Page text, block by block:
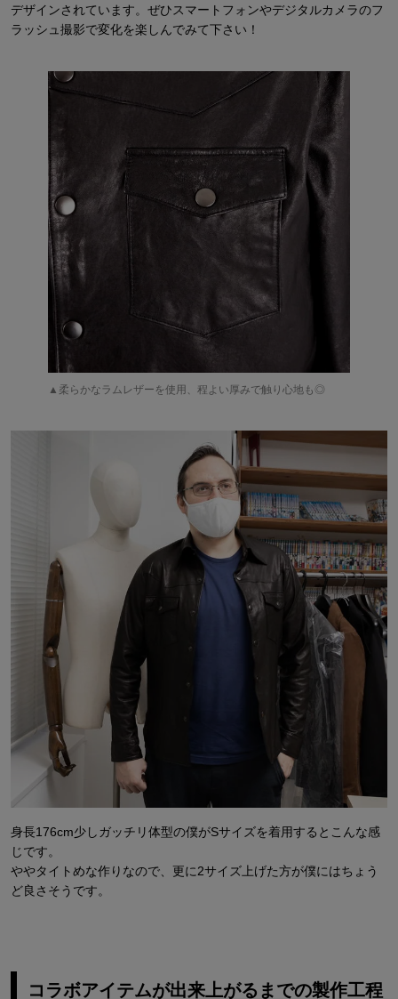
デザインされています。ぜひスマートフォンやデジタルカメラのフ
ラッシュ撮影で変化を楽しんでみて下さい！
▲柔らかなラムレザーを使用、程よい厚みで触り心地も◎
身長176cm少しガッチリ体型の僕がSサイズを着用するとこんな感
じです。
ややタイトめな作りなので、更に2サイズ上げた方が僕にはちょう
ど良さそうです。
コラボアイテムが出来上がるまでの製作工程